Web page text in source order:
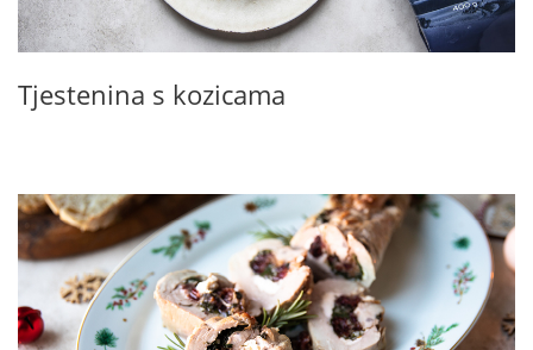
Tjestenina s kozicama